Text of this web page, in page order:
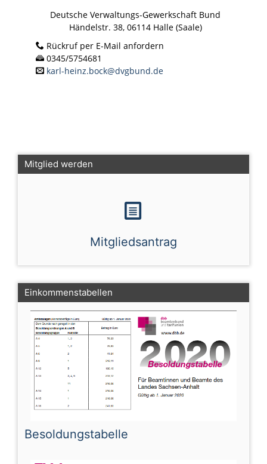
Deutsche Verwaltungs-Gewerkschaft Bund
Händelstr. 38, 06114 Halle (Saale)
Rückruf per E-Mail anfordern
0345/5754681
karl-heinz.bock@dvgbund.de
Mitglied werden
Mitgliedsantrag
Einkommenstabellen
Besoldungstabelle